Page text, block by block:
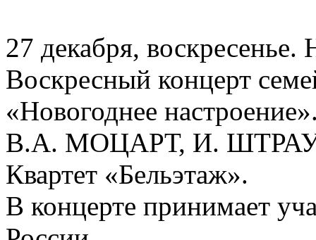
27 декабря, воскресенье.
Воскресный концерт
«Новогоднее
В.А. МОЦАРТ, И.
Квартет «Бельэтаж».
В концерте принимает